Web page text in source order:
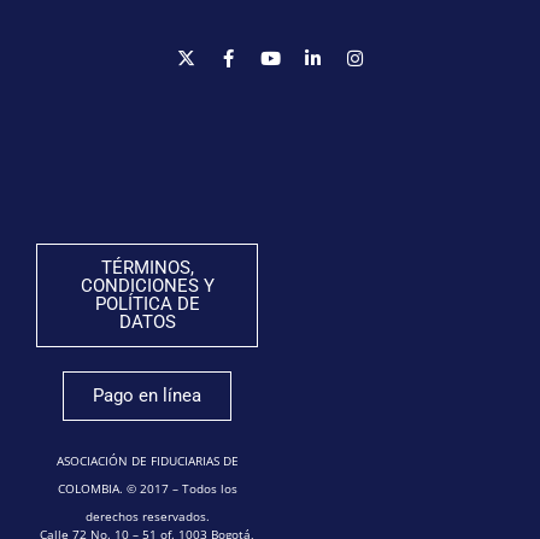
TÉRMINOS,
CONDICIONES Y
POLÍTICA DE
DATOS
Pago en línea
ASOCIACIÓN DE FIDUCIARIAS DE
COLOMBIA. © 2017 – Todos los
derechos reservados.
Calle 72 No. 10 – 51 of. 1003 Bogotá,